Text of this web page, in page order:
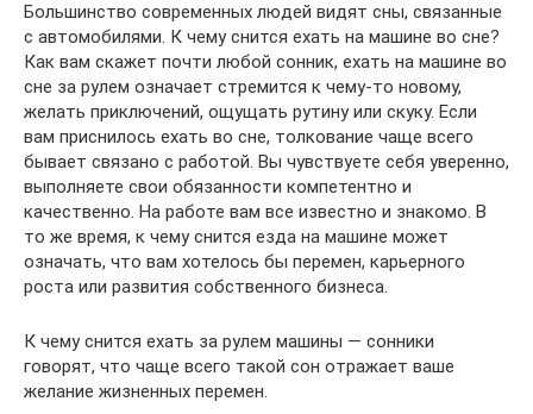
Большинство современных людей видят сны, связанные
с автомобилями. К чему снится ехать на машине во сне?
Как вам скажет почти любой сонник, ехать на машине во
сне за рулем означает стремится к чему-то новому,
желать приключений, ощущать рутину или скуку. Если
вам приснилось ехать во сне, толкование чаще всего
бывает связано с работой. Вы чувствуете себя уверенно,
выполняете свои обязанности компетентно и
качественно. На работе вам все известно и знакомо. В
то же время, к чему снится езда на машине может
означать, что вам хотелось бы перемен, карьерного
роста или развития собственного бизнеса.
К чему снится ехать за рулем машины — сонники
говорят, что чаще всего такой сон отражает ваше
желание жизненных перемен.